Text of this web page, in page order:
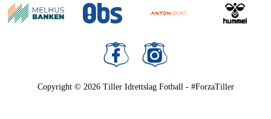
Copyright © 2026 Tiller Idrettslag Fotball - #ForzaTiller